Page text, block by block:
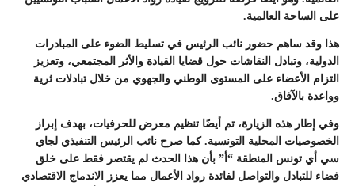
على الساحة العالمية.
هذا وقد ساهم حضور نائب الرئيس في تسليط الضوء على المبادرات
الدولية، وتبادل النقاشات حول قضايا القيادة والأثر المجتمعي، وتعزيز
التزام الأعضاء على المستوى الوطني والجهوي من خلال تبادلات ثرية
وواعدة بالآفاق.
وفي إطار هذه الزيارة، تم أيضًا تنظيم معرض للحرفيات، بهدف إبراز
الخصوصيات المحلية التونسية. كما صرح نائب الرئيس التنفيذي لجاي
سي أي تونس المنطقة “أ” بأن هذا الحدث لم يقتصر فقط على خلق
فضاء للتبادل والتواصل لفائدة رواد الأعمال مما يعزز الاندماج الاقتصادي